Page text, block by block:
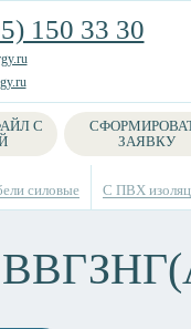
150 33 30
С
ЗАЯВКУ
силовые С ПВХ